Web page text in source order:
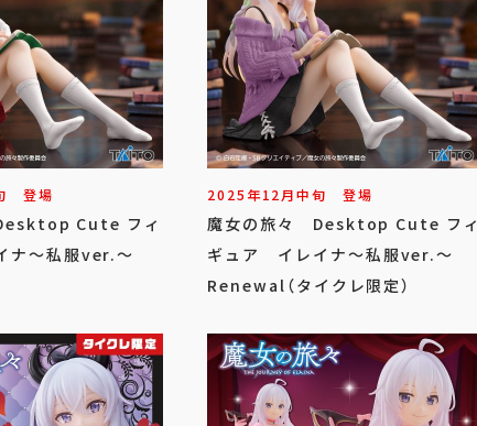
登場
Cute フィ
ナ～私服ver.～
2025年12月中旬 登場
魔女の旅々 Desktop Cute フィ
ギュア イレイナ～私服ver.～
Renewal（タイクレ限定）